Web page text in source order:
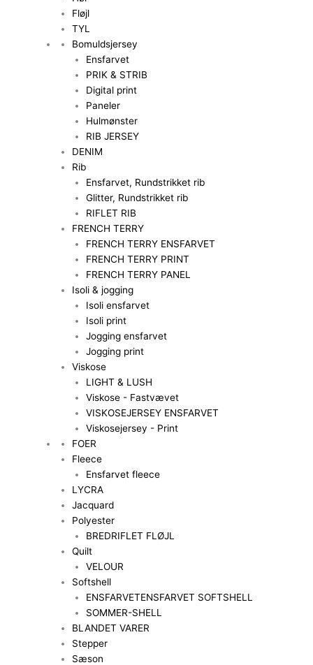
Fløjl
TYL
Bomuldsjersey
Ensfarvet
PRIK & STRIB
Digital print
Paneler
Hulmønster
RIB JERSEY
DENIM
Rib
Ensfarvet, Rundstrikket rib
Glitter, Rundstrikket rib
RIFLET RIB
FRENCH TERRY
FRENCH TERRY ENSFARVET
FRENCH TERRY PRINT
FRENCH TERRY PANEL
Isoli & jogging
Isoli ensfarvet
Isoli print
Jogging ensfarvet
Jogging print
Viskose
LIGHT & LUSH
Viskose - Fastvævet
VISKOSEJERSEY ENSFARVET
Viskosejersey - Print
FOER
Fleece
Ensfarvet fleece
LYCRA
Jacquard
Polyester
BREDRIFLET FLØJL
Quilt
VELOUR
Softshell
ENSFARVETENSFARVET SOFTSHELL
SOMMER-SHELL
BLANDET VARER
Stepper
Sæson